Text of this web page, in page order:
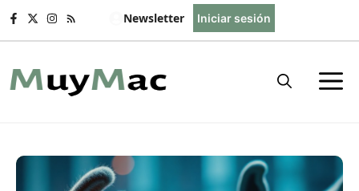
Saltar
Newsletter Iniciar sesión